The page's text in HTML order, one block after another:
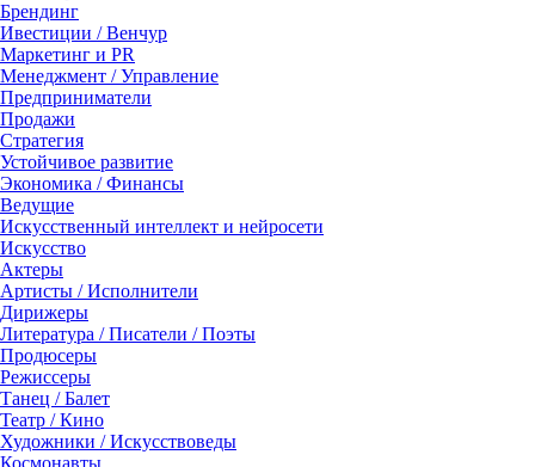
Брендинг
Ивестиции / Венчур
Маркетинг и PR
Менеджмент / Управление
Предприниматели
Продажи
Стратегия
Устойчивое развитие
Экономика / Финансы
Ведущие
Искусственный интеллект и нейросети
Искусство
Актеры
Артисты / Исполнители
Дирижеры
Литература / Писатели / Поэты
Продюсеры
Режиссеры
Танец / Балет
Театр / Кино
Художники / Искусствоведы
Космонавты